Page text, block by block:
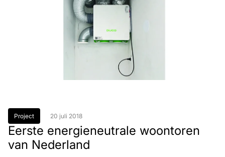
Project 20 juli 2018
Eerste energieneutrale woontoren
van Nederland